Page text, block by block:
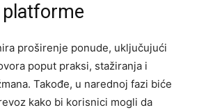
platforme
proširenje ponude, uključujući
poput praksi, stažiranja i
Takođe, u narednoj fazi biće
kako bi korisnici mogli da